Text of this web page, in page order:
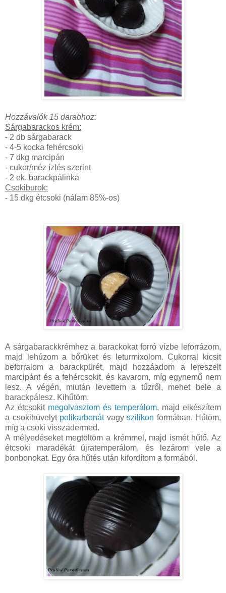
Hozzávalók 15 darabhoz:
Sárgabarackos krém:
- 2 db sárgabarack
- 4-5 kocka fehércsoki
- 7 dkg marcipán
- cukor/méz ízlés szerint
- 2 ek. barackpálinka
Csokiburok:
- 15 dkg étcsoki (nálam 85%-os)
A sárgabarackkrémhez a barackokat forró vízbe leforrázom,
majd lehúzom a bőrüket és leturmixolom. Cukorral kicsit
beforralom a barackpürét, majd hozzáadom a lereszelt
marcipánt és a fehércsokit, és kavarom, míg egynemű nem
lesz. A végén, miután levettem a tűzről, mehet bele a
barackpálesz. Kihűtöm.
Az étcsokit megolvasztom és temperálom, majd elkészítem
a csokihüvelyt polikarbonátvagy szilikon formában. Hűtöm,
míg a csoki visszadermed.
A mélyedéseket megtöltöm a krémmel, majd ismét hűtő. Az
étcsoki maradékát újratemperálom, és lezárom vele a
bonbonokat. Egy óra hűtés után kifordítom a formából.